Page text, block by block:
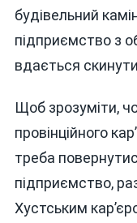
будівельний
підприємство з
вдається скинути
Щоб зрозуміти,
провінційного
треба
підприємство,
Хустським